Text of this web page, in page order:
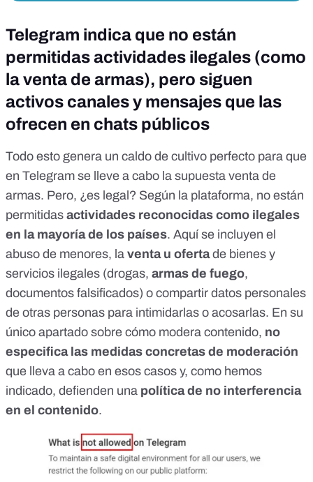
Telegram indica que no están
permitidas actividades ilegales (como
la venta de armas), pero siguen
activos canales y mensajes que las
ofrecen en chats públicos
Todo esto genera un caldo de cultivo perfecto para que
en Telegram se lleve a cabo la supuesta venta de
armas. Pero, ¿es legal? Según la plataforma, no están
permitidas actividades reconocidas como ilegales
en la mayoría de los países. Aquí se incluyen el
abuso de menores, la venta u ofertade bienes y
servicios ilegales (drogas, armas de fuego,
documentos falsificados) o compartir datos personales
de otras personas para intimidarlas o acosarlas. En su
único apartado sobre cómo modera contenido, no
especifica las medidas concretas de moderación
que lleva a cabo en esos casos y, como hemos
indicado, defienden una política de no interferencia
en el contenido.